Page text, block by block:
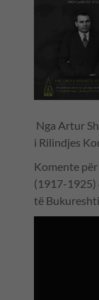
Nga Artur
i Rilindjes
Komente
(1917-1925)
të